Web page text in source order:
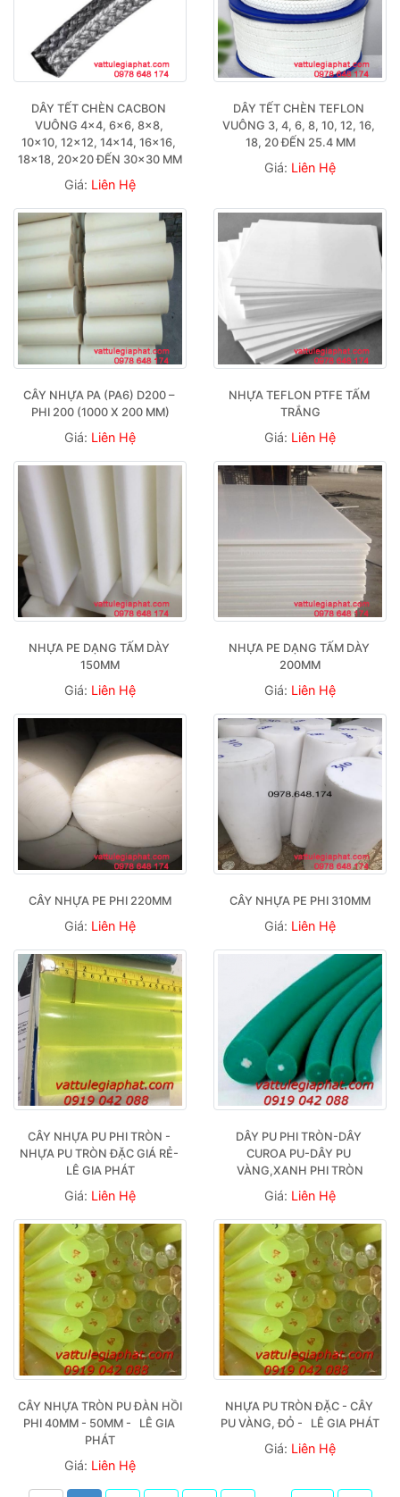
DÂY TẾT CHÈN CACBON
VUÔNG 4×4, 6×6, 8×8,
10×10, 12×12, 14×14, 16×16,
18×18, 20×20 ĐẾN 30×30 MM
Giá: Liên Hệ
DÂY TẾT CHÈN TEFLON
VUÔNG 3, 4, 6, 8, 10, 12, 16,
18, 20 ĐẾN 25.4 MM
Giá: Liên Hệ
CÂY NHỰA PA (PA6) D200 –
PHI 200 (1000 X 200 MM)
Giá: Liên Hệ
NHỰA TEFLON PTFE TẤM
TRẮNG
Giá: Liên Hệ
NHỰA PE DẠNG TẤM DÀY
150MM
Giá: Liên Hệ
NHỰA PE DẠNG TẤM DÀY
200MM
Giá: Liên Hệ
CÂY NHỰA PE PHI 220MM
Giá: Liên Hệ
CÂY NHỰA PE PHI 310MM
Giá: Liên Hệ
CÂY NHỰA PU PHI TRÒN -
NHỰA PU TRÒN ĐẶC GIÁ RẺ-
LÊ GIA PHÁT
Giá: Liên Hệ
DÂY PU PHI TRÒN-DÂY
CUROA PU-DÂY PU
VÀNG,XANH PHI TRÒN
Giá: Liên Hệ
CÂY NHỰA TRÒN PU ĐÀN HỒI
PHI 40MM - 50MM -   LÊ GIA
PHÁT
Giá: Liên Hệ
NHỰA PU TRÒN ĐẶC - CÂY
PU VÀNG, ĐỎ -   LÊ GIA PHÁT
Giá: Liên Hệ